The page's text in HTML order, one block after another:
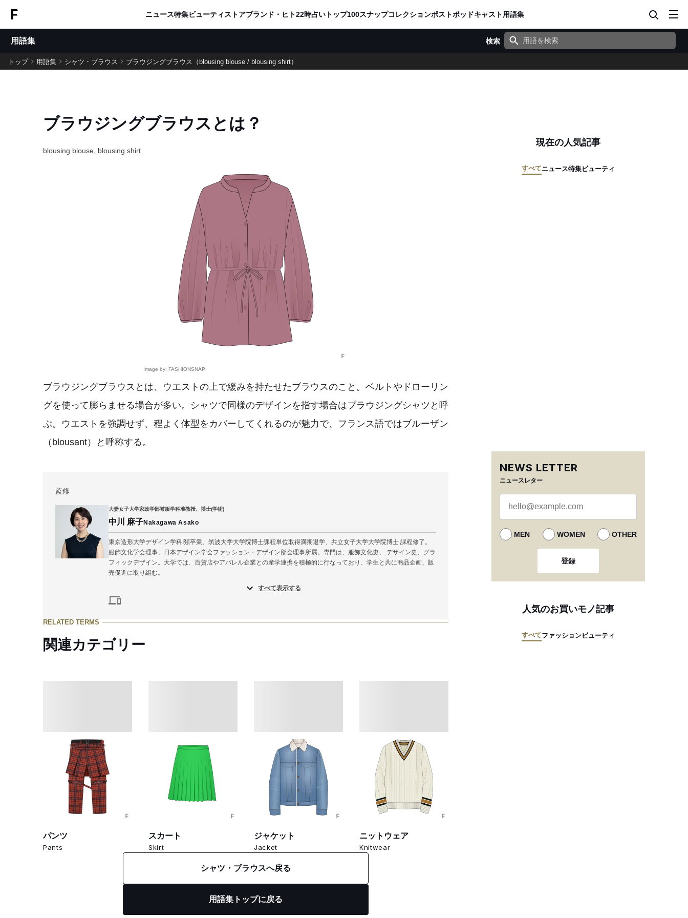
ニュース特集ビューティ ストアブランド・ヒト22時占い トップ100スナップコレクションポストポッドキャスト用語集
用語集 検索
トップ 用語集 シャツ・ブラウス ブラウジングブラウス（blousing blouse / blousing shirt）
ブラウジングブラウスとは？
blousing blouse, blousing shirt
Image by: FASHIONSNAP
ブラウジングブラウスとは、ウエストの上で緩みを持たせたブラウスのこと。ベルトやドローリン
グを使って膨らませる場合が多い。シャツで同様のデザインを指す場合はブラウジングシャツと呼
ぶ。ウエストを強調せず、程よく体型をカバーしてくれるのが魅力で、フランス語ではブルーザン
（blousant）と呼称する。
監修
大妻女子大学家政学部被服学科准教授、博士(学術)
中川 麻子Nakagawa Asako
東京造形大学デザイン学科I類卒業、筑波大学大学院博士課程単位取得満期退学、共立女子大学大学院博士 課程修了。
服飾文化学会理事、日本デザイン学会ファッション・デザイン部会理事所属。専門は、服飾文化史、 デザイン史、グラ
フィックデザイン。大学では、百貨店やアパレル企業との産学連携を積極的に行なっており、学生と共に商品企画、販
売促進に取り組む。
すべて表示する
RELATED TERMS
関連カテゴリー
パンツ
Pants
スカート
Skirt
ジャケット
Jacket
ニットウェア
Knitwear
シャツ・ブラウスへ戻る
用語集トップに戻る
現在の人気記事
すべてニュース特集ビューティ
NEWS LETTER
ニュースレター
MEN WOMEN OTHER
登録
人気のお買いモノ記事
すべてファッションビューティ